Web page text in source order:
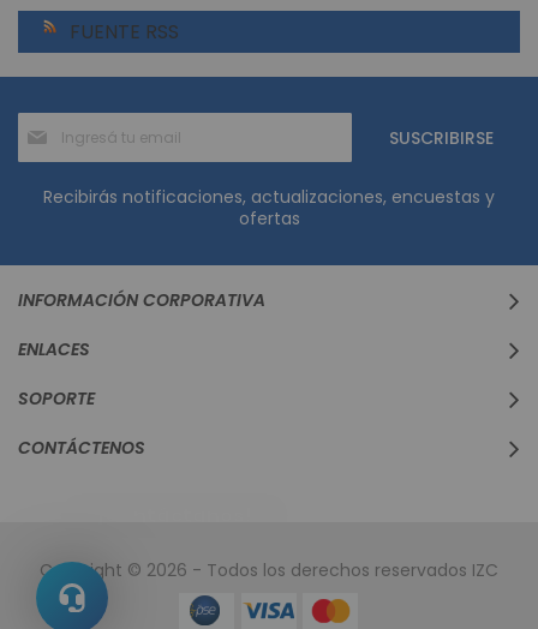
FUENTE RSS
al
boletín
informativo:
SUSCRIBIRSE
Recibirás notificaciones, actualizaciones, encuestas y
ofertas
INFORMACIÓN CORPORATIVA
ENLACES
SOPORTE
CONTÁCTENOS
Copyright © 2026 - Todos los derechos reservados IZC